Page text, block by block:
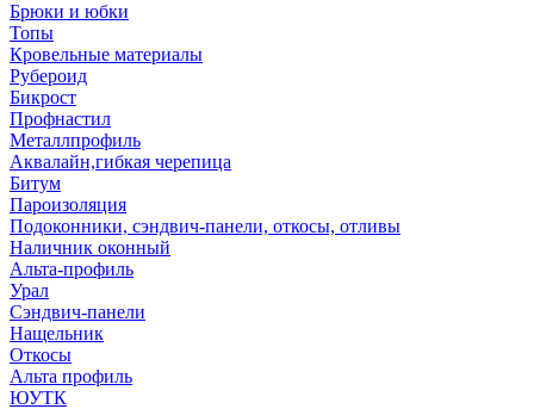
Брюки и юбки
Топы
Кровельные материалы
Рубероид
Бикрост
Профнастил
Металлпрофиль
Аквалайн,гибкая черепица
Битум
Пароизоляция
Подоконники, сэндвич-панели, откосы, отливы
Наличник оконный
Альта-профиль
Урал
Сэндвич-панели
Нащельник
Откосы
Альта профиль
ЮУТК